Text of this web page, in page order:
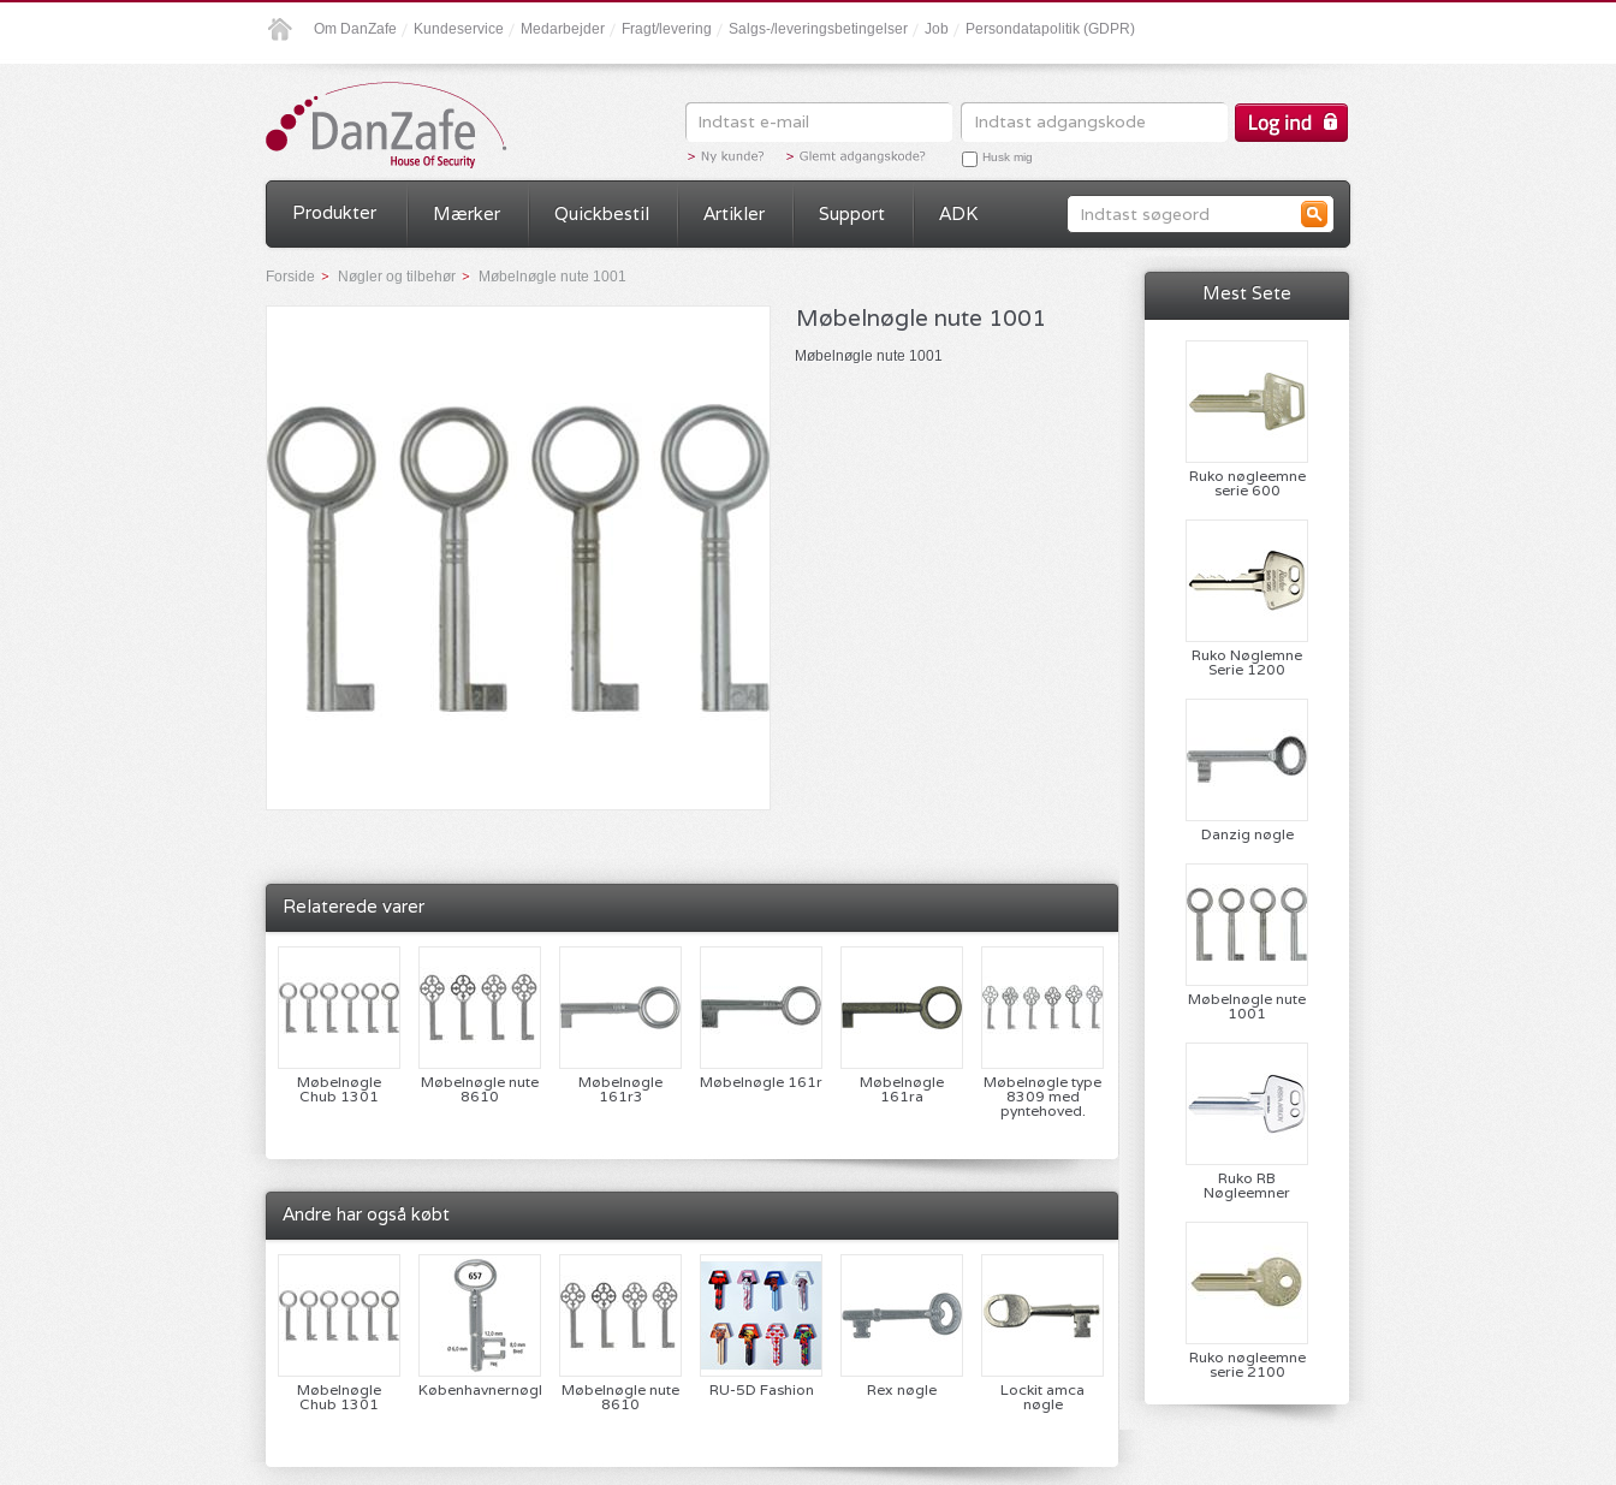
Husk mig
Om DanZafe Kundeservice Medarbejder Fragt/levering Salgs-/leveringsbetingelser Job Persondatapolitik (GDPR)
Produkter Mærker Quickbestil Artikler Support ADK
Forside Nøgler og tilbehør Møbelnøgle nute 1001
Møbelnøgle nute 1001
Møbelnøgle nute 1001
Relaterede varer
Møbelnøgle
Chub 1301
Møbelnøgle nute
8610
Møbelnøgle
161r3
Møbelnøgle 161r
Møbelnøgle
161ra
Møbelnøgle type
8309 med
pyntehoved.
Andre har også købt
Møbelnøgle
Chub 1301
Københavnernøgle
Møbelnøgle nute
8610
RU-5D Fashion Rex nøgle
Lockit amca
nøgle
Mest Sete
Ruko nøgleemne
serie 600
Ruko Nøglemne
Serie 1200
Danzig nøgle
Møbelnøgle nute
1001
Ruko RB
Nøgleemner
Ruko nøgleemne
serie 2100